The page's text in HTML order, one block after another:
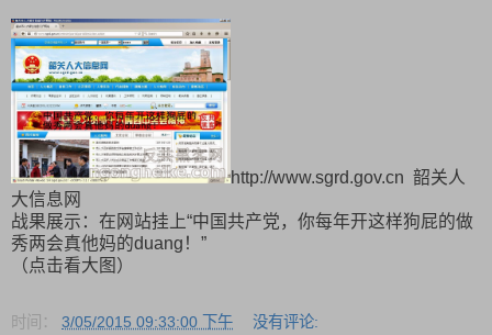
http://www.sgrd.gov.cn 韶关人
大信息网
战果展示：在网站挂上“中国共产党，你每年开这样狗屁的做
秀两会真他妈的duang！”
（点击看大图）
时间： 3/05/2015 09:33:00 下午 没有评论: